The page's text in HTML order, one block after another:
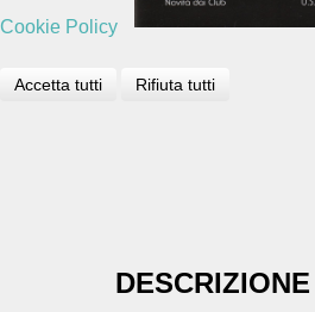
DESCRIZIONE
Cookie Policy
Accetta tutti Rifiuta tutti